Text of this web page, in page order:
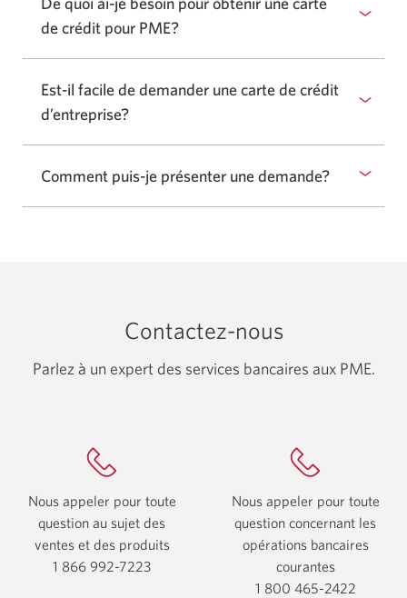
de crédit pour PME?
Est-il facile de demander une carte de crédit
d’entreprise?
Comment puis-je présenter une demande?
Contactez-nous
Parlez à un expert des services bancaires aux PME.
Nous appeler pour toute
question au sujet des
ventes et des produits
1 866 992-7223
Nous appeler pour toute
question concernant les
opérations bancaires
courantes
1 800 465-2422